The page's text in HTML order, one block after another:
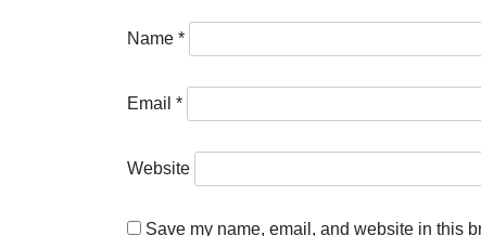
Name *
Email *
Website
Save my name, email, and website in this